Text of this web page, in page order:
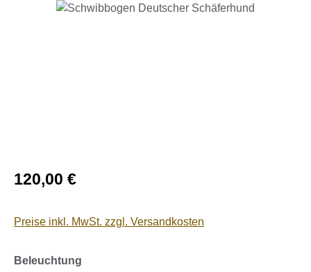
Bildergalerie überspringen
Regulärer Preis:
120,00 €
Preise inkl. MwSt. zzgl. Versandkosten
Beleuchtung